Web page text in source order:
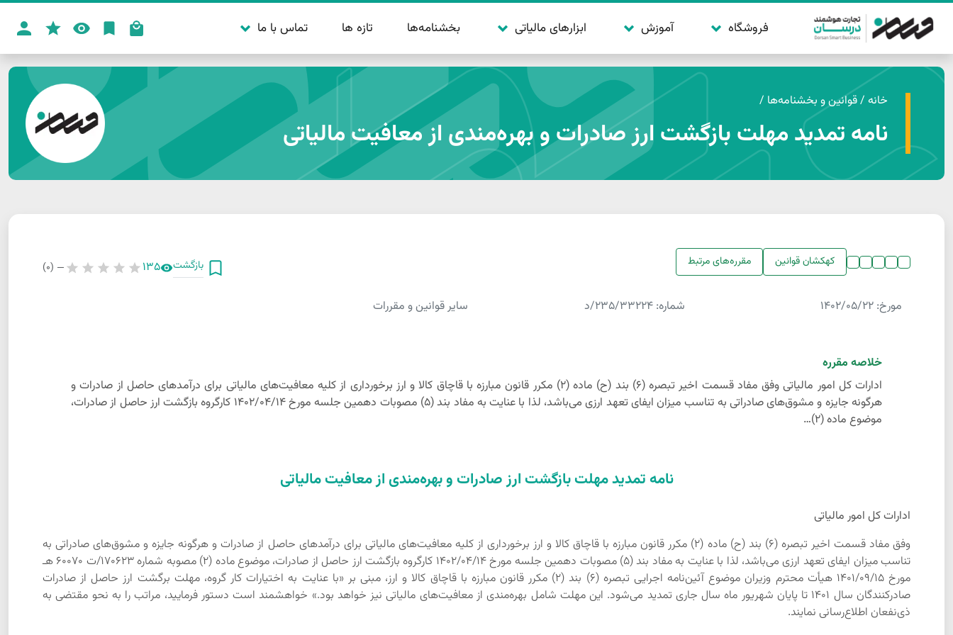
فروشگاه آموزش ابزارهای مالیاتی بخشنامه‌ها تازه ها تماس با ما
خانه /قوانین و بخشنامه‌ها /
نامه تمدید مهلت بازگشت ارز صادرات و بهره‌مندی از معافیت مالیاتی
کهکشان قوانین مقرره‌های مرتبط بازگشت 135
—
(0)
مورخ: 1402/05/22 شماره: 235/33224/د سایر قوانین و مقررات
خلاصه مقرره
ادارات کل امور مالیاتی وفق مفاد قسمت اخیر تبصره (6) بند (ح) ماده (2) مکرر قانون مبارزه با قاچاق کالا و ارز برخورداری از کلیه معافیت‌های مالیاتی برای درآمدهای حاصل از صادرات و
هرگونه جایزه و مشوق‌های صادراتی به تناسب میزان ایفای تعهد ارزی می‌باشد، لذا با عنایت به مفاد بند (5) مصوبات دهمین جلسه مورخ 1402/04/14 کارگروه بازگشت ارز حاصل از صادرات،
موضوع ماده (2)…
نامه تمدید مهلت بازگشت ارز صادرات و بهره‌مندی از معافیت مالیاتی
ادارات کل امور مالیاتی
وفق مفاد قسمت اخیر تبصره (6) بند (ح) ماده (2) مکرر قانون مبارزه با قاچاق کالا و ارز برخورداری از کلیه معافیت‌های مالیاتی برای درآمدهای حاصل از صادرات و هرگونه جایزه و مشوق‌های صادراتی به
تناسب میزان ایفای تعهد ارزی می‌باشد، لذا با عنایت به مفاد بند (5) مصوبات دهمین جلسه مورخ 1402/04/14 کارگروه بازگشت ارز حاصل از صادرات، موضوع ماده (2) مصوبه شماره 170623/ت 60070 هـ
مورخ 1401/09/15 هیأت محترم وزیران موضوع آئین‌نامه اجرایی تبصره (6) بند (2) مکرر قانون مبارزه با قاچاق کالا و ارز، مبنی بر «با عنایت به اختیارات کار گروه، مهلت برگشت ارز حاصل از صادرات
صادرکنندگان سال 1401 تا پایان شهریور ماه سال جاری تمدید می‌شود. این مهلت شامل بهره‌مندی از معافیت‌های مالیاتی نیز خواهد بود.» خواهشمند است دستور فرمایید، مراتب را به نحو مقتضی به
ذی‌نفعان اطلاع‌رسانی نمایند.